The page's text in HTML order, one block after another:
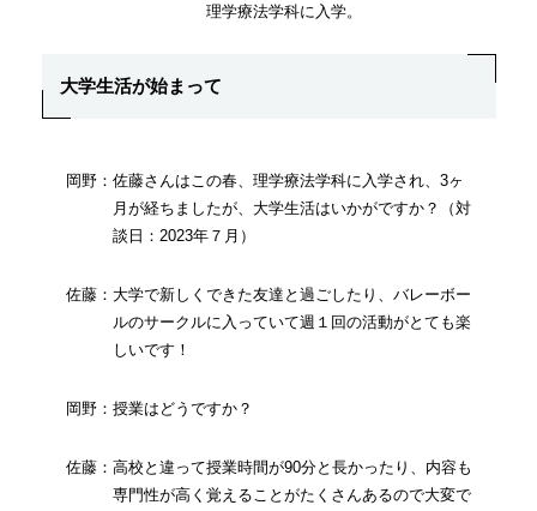
理学療法学科に入学。
大学生活が始まって
岡野：佐藤さんはこの春、理学療法学科に入学され、3ヶ
月が経ちましたが、大学生活はいかがですか？（対
談日：2023年７月）
佐藤：大学で新しくできた友達と過ごしたり、バレーボー
ルのサークルに入っていて週１回の活動がとても楽
しいです！
岡野：授業はどうですか？
佐藤：高校と違って授業時間が90分と長かったり、内容も
専門性が高く覚えることがたくさんあるので大変で